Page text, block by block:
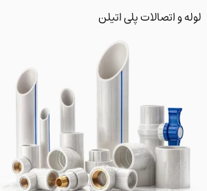
اتصالات پلی اتیلن